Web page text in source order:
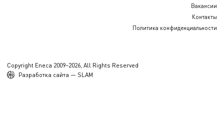
Вакансии
Контакты
Политика конфиденциальности
Copyright Eneca 2009–2026, All Rights Reserved
Разработка сайта — SLAM